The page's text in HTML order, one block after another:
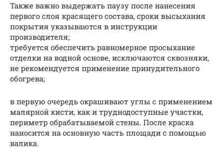
Также важно выдержать паузу после нанесения
первого слоя красящего состава, сроки высыхания
покрытия указываются в инструкции
производителя;
требуется обеспечить равномерное просыхание
отделки на водной основе, исключаются сквозняки,
не рекомендуется применение принудительного
обогрева;
в первую очередь окрашивают углы с применением
малярной кисти, как и труднодоступные участки,
периметр обрабатываемой стены. После краска
наносится на основную часть площади с помощью
валика.